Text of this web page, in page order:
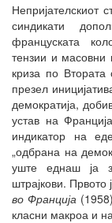
Непријателскиот
синдикати
француската
тензии и масовни
криза по Втората
презел
демократија,
устав на
индикатор на
„одбрана на
уште еднаш ја
штрајкови.
во Франција
класни макроа и